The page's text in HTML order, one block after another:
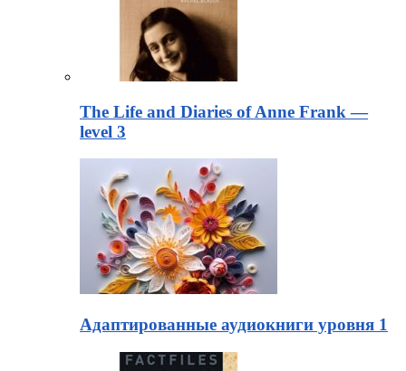
The Life and Diaries of Anne Frank —
level 3
Адаптированные аудиокниги уровня 1